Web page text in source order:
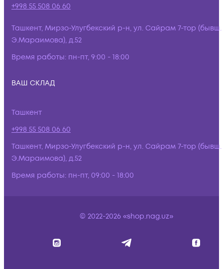
+998 55 508 06 60
Ташкент, Мирзо-Улугбекский р-н, ул. Сайрам 7-тор (бывш.
Э.Мараимова), д.52
Время работы: пн-пт, 9:00 - 18:00
ВАШ СКЛАД
Ташкент
+998 55 508 06 60
Ташкент, Мирзо-Улугбекский р-н, ул. Сайрам 7-тор (бывш.
Э.Мараимова), д.52
Время работы: пн-пт, 09:00 - 18:00
© 2022-2026 «shop.nag.uz»